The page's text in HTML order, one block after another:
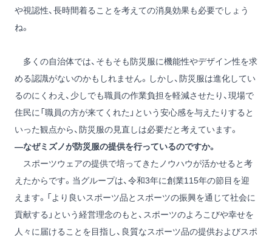
や視認性、長時間着ることを考えての消臭効果も必要でしょう
ね。
多くの自治体では、そもそも防災服に機能性やデザイン性を求
める認識がないのかもしれません。しかし、防災服は進化してい
るのにくわえ、少しでも職員の作業負担を軽減させたり、現場で
住民に「職員の方が来てくれた」という安心感を与えたりすると
いった観点から、防災服の見直しは必要だと考えています。
―なぜミズノが防災服の提供を行っているのですか。
スポーツウェアの提供で培ってきたノウハウが活かせると考
えたからです。当グループは、令和3年に創業115年の節目を迎
えます。「より良いスポーツ品とスポーツの振興を通じて社会に
貢献する」という経営理念のもと、スポーツのよろこびや幸せを
人々に届けることを目指し、良質なスポーツ品の提供およびスポ